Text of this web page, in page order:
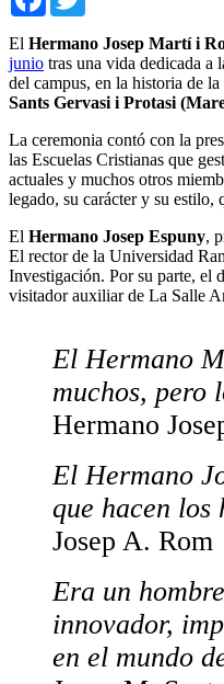
El Hermano Josep Martí i
junio tras una vida dedicada a
del campus, en la historia de
Sants Gervasi i Protasi
La ceremonia contó con la
las Escuelas Cristianas que
actuales y muchos otros
legado, su carácter y su estilo,
El Hermano Josep Espuny,
El rector de la Universidad
Investigación. Por su parte, el
visitador auxiliar de La Salle
El Hermano
muchos, pero
Hermano
El Hermano
que hacen los
Josep A. Rom
Era un
innovador,
en el mundo